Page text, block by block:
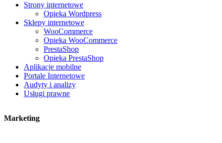
Strony internetowe
Opieka Wordpress
Sklepy internetowe
WooCommerce
Opieka WooCommerce
PrestaShop
Opieka PrestaShop
Aplikacje mobilne
Portale Internetowe
Audyty i analizy
Usługi prawne
Marketing